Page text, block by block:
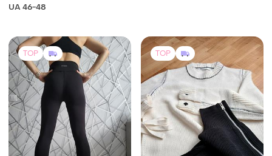
550 грн 1358 13850 грн 12